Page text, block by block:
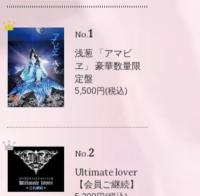
No.1
浅葱 「アマビ
ヱ」 豪華数量限
定盤
5,500円(税込)
No.2
Ultimate lover
【会員ご継続】